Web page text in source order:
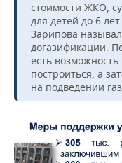
стоимости ЖКО,
для детей до 6
Зарипова
догазификации.
есть
построиться, а
на подведении